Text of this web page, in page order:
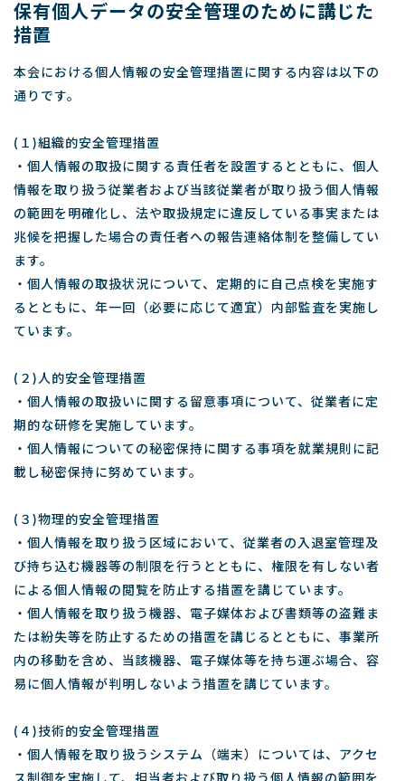
保有個人データの安全管理のために講じた
措置
本会における個人情報の安全管理措置に関する内容は以下の
通りです。
(１)組織的安全管理措置
・個人情報の取扱に関する責任者を設置するとともに、個人
情報を取り扱う従業者および当該従業者が取り扱う個人情報
の範囲を明確化し、法や取扱規定に違反している事実または
兆候を把握した場合の責任者への報告連絡体制を整備してい
ます。
・個人情報の取扱状況について、定期的に自己点検を実施す
るとともに、年一回（必要に応じて適宜）内部監査を実施し
ています。
(２)人的安全管理措置
・個人情報の取扱いに関する留意事項について、従業者に定
期的な研修を実施しています。
・個人情報についての秘密保持に関する事項を就業規則に記
載し秘密保持に努めています。
(３)物理的安全管理措置
・個人情報を取り扱う区域において、従業者の入退室管理及
び持ち込む機器等の制限を行うとともに、権限を有しない者
による個人情報の閲覧を防止する措置を講じています。
・個人情報を取り扱う機器、電子媒体および書類等の盗難ま
たは紛失等を防止するための措置を講じるとともに、事業所
内の移動を含め、当該機器、電子媒体等を持ち運ぶ場合、容
易に個人情報が判明しないよう措置を講じています。
(４)技術的安全管理措置
・個人情報を取り扱うシステム（端末）については、アクセ
ス制御を実施して、担当者および取り扱う個人情報の範囲を